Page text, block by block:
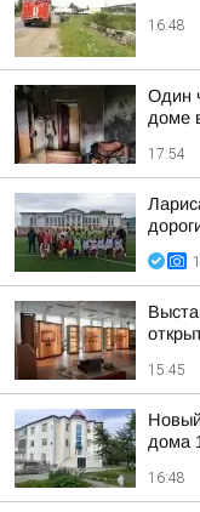
16:48
Один
доме
17:54
15:45
дома
16:48